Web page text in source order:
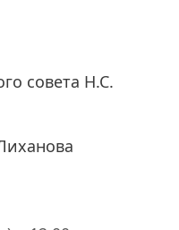
совета Н.С.